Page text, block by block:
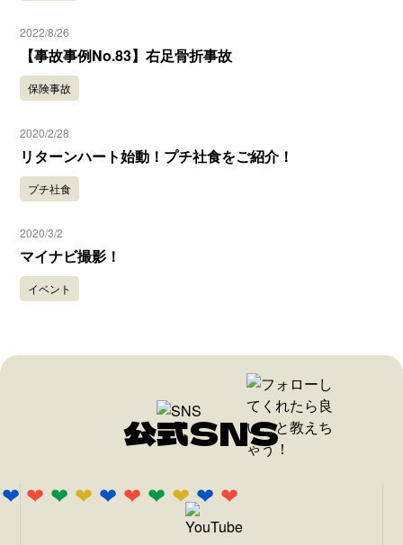
2022/8/26
【事故事例No.83】右足骨折事故
保険事故
2020/2/28
リターンハート始動︎！プチ社食をご紹介！
プチ社食
2020/3/2
マイナビ撮影！
イベント
公式SNS
❤ ❤ ❤ ❤ ❤ ❤ ❤ ❤ ❤ ❤